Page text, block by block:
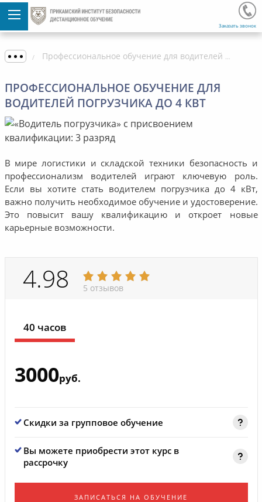
Заказать звонок
Профессиональное обучение для водителей погрузчика до 4 кВт
ПРОФЕССИОНАЛЬНОЕ ОБУЧЕНИЕ ДЛЯ
ВОДИТЕЛЕЙ ПОГРУЗЧИКА ДО 4 КВТ
В мире логистики и складской техники безопасность и
профессионализм водителей играют ключевую роль.
Если вы хотите стать водителем погрузчика до 4 кВт,
важно получить необходимое обучение и удостоверение.
Это повысит вашу квалификацию и откроет новые
карьерные возможности.
4.98 5 отзывов
40 часов
3000руб.
Скидки за групповое обучение
Вы можете приобрести этот курс в
рассрочку
ЗАПИСАТЬСЯ НА ОБУЧЕНИЕ